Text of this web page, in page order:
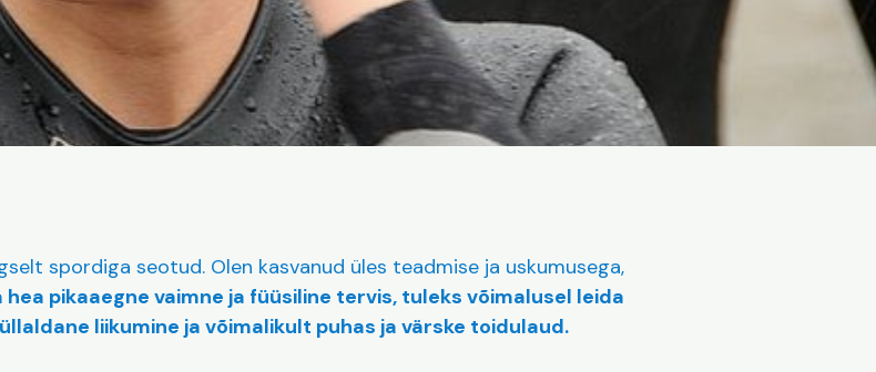
spordiga seotud. Olen kasvanud üles teadmise ja uskumusega,
pikaaegne vaimne ja füüsiline tervis, tuleks võimalusel leida
liikumine ja võimalikult puhas ja värske toidulaud.